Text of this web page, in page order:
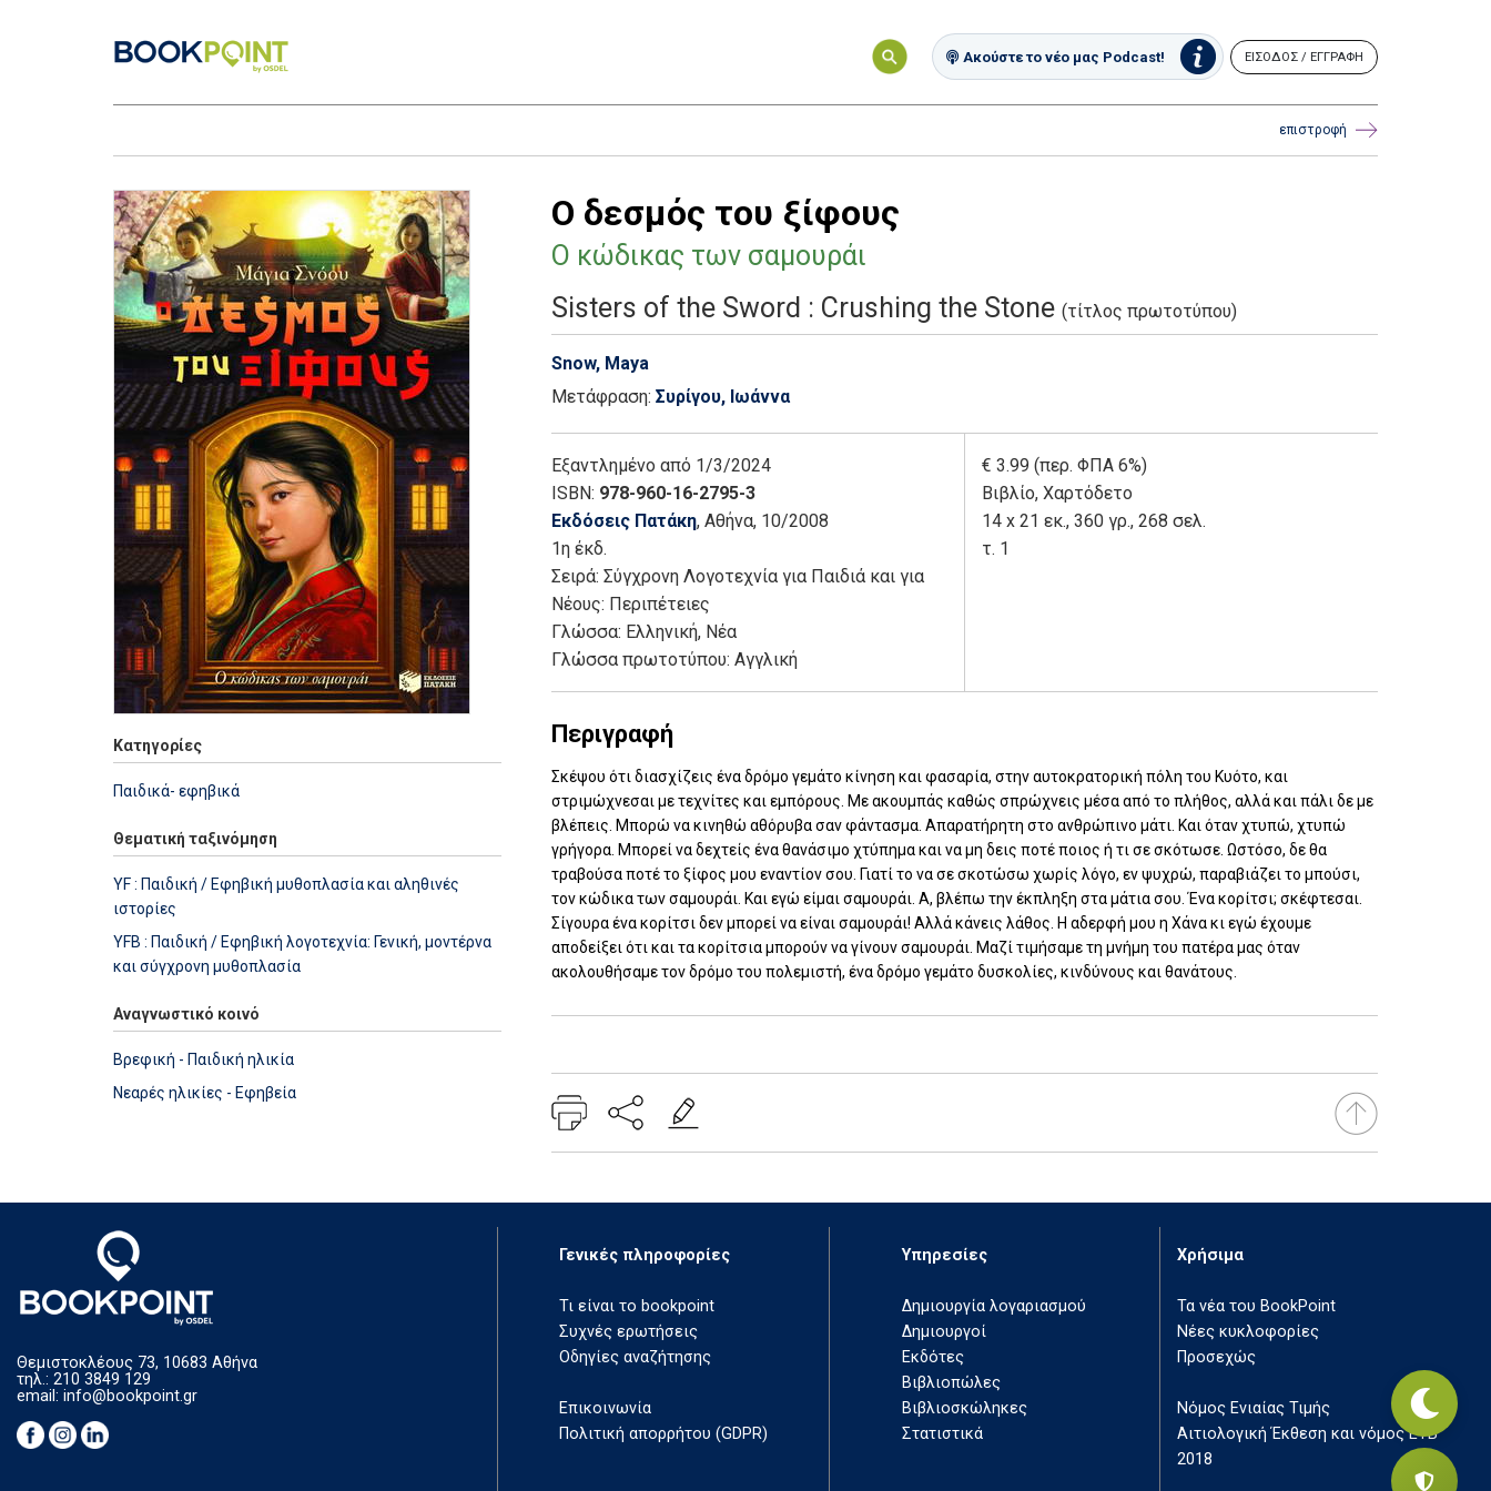
Ακούστε το νέο μας Podcast! ΕΙΣΟΔΟΣ / ΕΓΓΡΑΦΗ
επιστροφή
Κατηγορίες
Παιδικά- εφηβικά
Θεματική ταξινόμηση
YF : Παιδική / Εφηβική μυθοπλασία και αληθινές
ιστορίες
YFB : Παιδική / Εφηβική λογοτεχνία: Γενική, μοντέρνα
και σύγχρονη μυθοπλασία
Αναγνωστικό κοινό
Βρεφική - Παιδική ηλικία
Νεαρές ηλικίες - Εφηβεία
Ο δεσμός του ξίφους
Ο κώδικας των σαμουράι
Sisters of the Sword : Crushing the Stone (τίτλος πρωτοτύπου)
Snow, Maya
Μετάφραση: Συρίγου, Ιωάννα
Εξαντλημένο από 1/3/2024
ISBN: 978-960-16-2795-3
Εκδόσεις Πατάκη, Αθήνα, 10/2008
1η έκδ.
Σειρά: Σύγχρονη Λογοτεχνία για Παιδιά και για
Νέους: Περιπέτειες
Γλώσσα: Ελληνική, Νέα
Γλώσσα πρωτοτύπου: Αγγλική
€ 3.99 (περ. ΦΠΑ 6%)
Βιβλίο, Χαρτόδετο
14 x 21 εκ., 360 γρ., 268 σελ.
τ. 1
Περιγραφή
Σκέψου ότι διασχίζεις ένα δρόμο γεμάτο κίνηση και φασαρία, στην αυτοκρατορική πόλη του Κυότο, και
στριμώχνεσαι με τεχνίτες και εμπόρους. Με ακουμπάς καθώς σπρώχνεις μέσα από το πλήθος, αλλά και πάλι δε με
βλέπεις. Μπορώ να κινηθώ αθόρυβα σαν φάντασμα. Απαρατήρητη στο ανθρώπινο μάτι. Και όταν χτυπώ, χτυπώ
γρήγορα. Μπορεί να δεχτείς ένα θανάσιμο χτύπημα και να μη δεις ποτέ ποιος ή τι σε σκότωσε. Ωστόσο, δε θα
τραβούσα ποτέ το ξίφος μου εναντίον σου. Γιατί το να σε σκοτώσω χωρίς λόγο, εν ψυχρώ, παραβιάζει το μπούσι,
τον κώδικα των σαμουράι. Και εγώ είμαι σαμουράι. Α, βλέπω την έκπληξη στα μάτια σου. Ένα κορίτσι; σκέφτεσαι.
Σίγουρα ένα κορίτσι δεν μπορεί να είναι σαμουράι! Αλλά κάνεις λάθος. Η αδερφή μου η Χάνα κι εγώ έχουμε
αποδείξει ότι και τα κορίτσια μπορούν να γίνουν σαμουράι. Μαζί τιμήσαμε τη μνήμη του πατέρα μας όταν
ακολουθήσαμε τον δρόμο του πολεμιστή, ένα δρόμο γεμάτο δυσκολίες, κινδύνους και θανάτους.
Θεμιστοκλέους 73, 10683 Αθήνα
τηλ.: 210 3849 129
email: info@bookpoint.gr
Γενικές πληροφορίες
Τι είναι το bookpoint
Συχνές ερωτήσεις
Οδηγίες αναζήτησης
Επικοινωνία
Πολιτική απορρήτου (GDPR)
Υπηρεσίες
Δημιουργία λογαριασμού
Δημιουργοί
Εκδότες
Βιβλιοπώλες
Βιβλιοσκώληκες
Στατιστικά
Χρήσιμα
Τα νέα του BookPoint
Νέες κυκλοφορίες
Προσεχώς
Νόμος Ενιαίας Τιμής
Αιτιολογική Έκθεση και νόμος ΕΤΒ
2018